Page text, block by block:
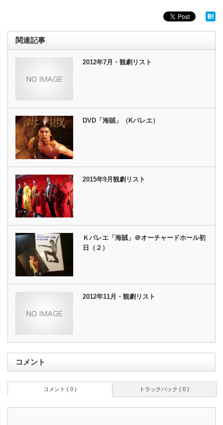
ウ
き
関連記事
2012年7月・観劇リスト
DVD「海賊」（Kバレエ）
2015年9月観劇リスト
Ｋバレエ「海賊」＠オーチャードホール初
日（２）
2012年11月・観劇リスト
コメント
トラックバック ( 0 )
コメント ( 0 )